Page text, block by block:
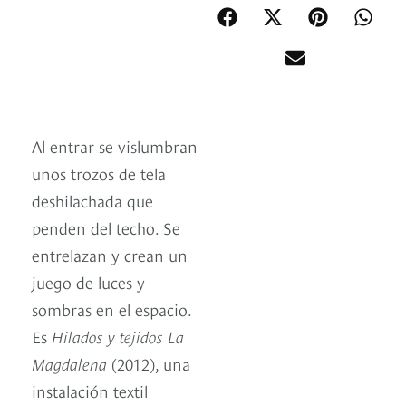
Al entrar se vislumbran
unos trozos de tela
deshilachada que
penden del techo. Se
entrelazan y crean un
juego de luces y
sombras en el espacio.
Es Hilados y tejidos La
Magdalena (2012), una
instalación textil